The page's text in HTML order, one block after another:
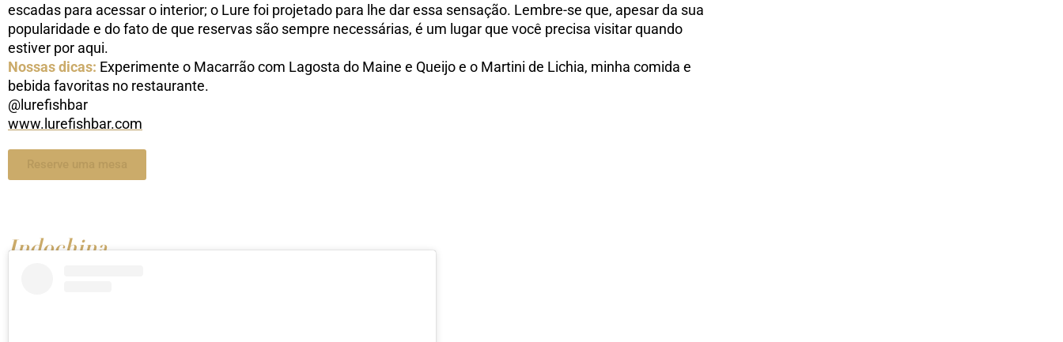
escadas para acessar o interior; o Lure foi projetado para lhe dar essa sensação. Lembre-se que, apesar da sua
popularidade e do fato de que reservas são sempre necessárias, é um lugar que você precisa visitar quando
estiver por aqui.
Nossas dicas: Experimente o Macarrão com Lagosta do Maine e Queijo e o Martini de Lichia, minha comida e
bebida favoritas no restaurante.
@lurefishbar
www.lurefishbar.com
Indochina